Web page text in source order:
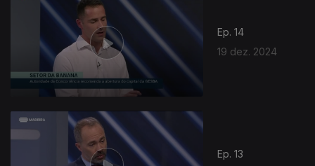
Ep. 14
19 dez. 2024
Ep. 13